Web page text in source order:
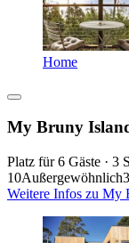
Home
My Bruny
Platz für 6 Gäste · 3
10Außergewöhnlich
Weitere Infos zu My